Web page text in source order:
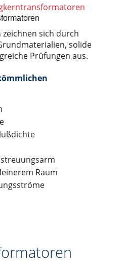
sich durch
solide
Prüfungen aus.
Raum